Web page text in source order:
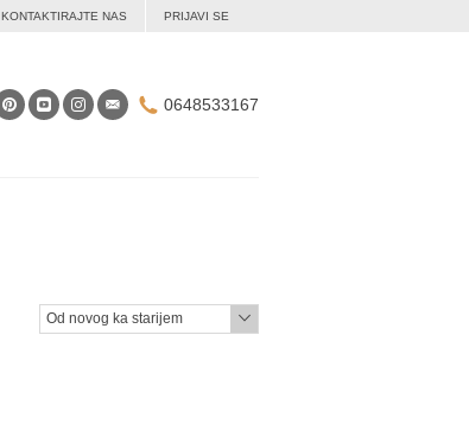
KONTAKTIRAJTE NAS PRIJAVI SE
0648533167
Od novog ka starijem